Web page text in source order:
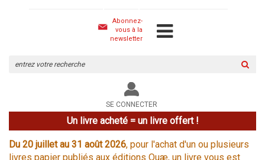
Abonnez-
vous à la
newsletter
le
site
SE CONNECTER
Un livre acheté = un livre offert !
Du 20 juillet au 31 août 2026, pour l'achat d'un ou plusieurs
livres papier publiés aux éditions Quæ, un livre vous est